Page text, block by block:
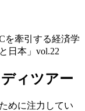
ィツアー
めに注力してい